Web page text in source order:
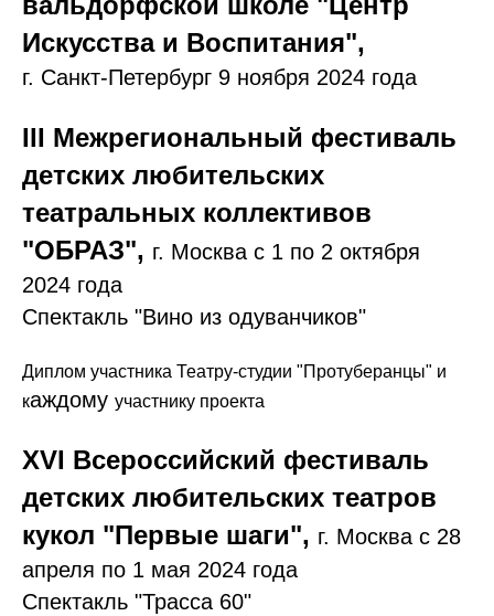
Искусства и Воспитания",
г. Санкт-Петербург 9 ноября 2024 года
III Межрегиональный фестиваль
детских любительских
театральных коллективов
"ОБРАЗ", г. Москва с 1 по 2 октября
2024 года
Спектакль "Вино из одуванчиков"
Диплом участника Театру-студии "Протуберанцы" и
каждому участнику проекта
XVI Всероссийский фестиваль
детских любительских театров
кукол "Первые шаги", г. Москва с 28
апреля по 1 мая 2024 года
Спектакль "Трасса 60"